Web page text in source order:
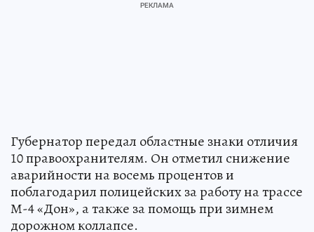
Губернатор передал областные знаки отличия
10 правоохранителям. Он отметил снижение
аварийности на восемь процентов и
поблагодарил полицейских за работу на трассе
М-4 «Дон», а также за помощь при зимнем
дорожном коллапсе.